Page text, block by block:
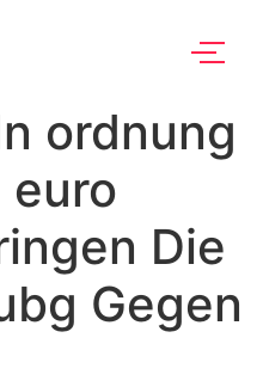
ordnung
euro
Die
Gegen